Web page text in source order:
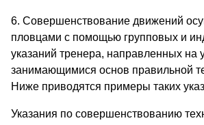
6. Совершенствование движений
пловцами с помощью групповых и
указаний тренера, направленных на
занимающимися основ правильной
Ниже приводятся примеры таких
Указания по совершенствованию